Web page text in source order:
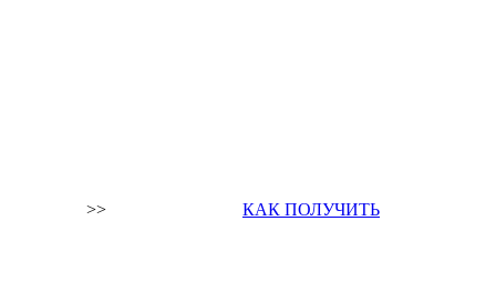
>> КАК ПОЛУЧИТЬ